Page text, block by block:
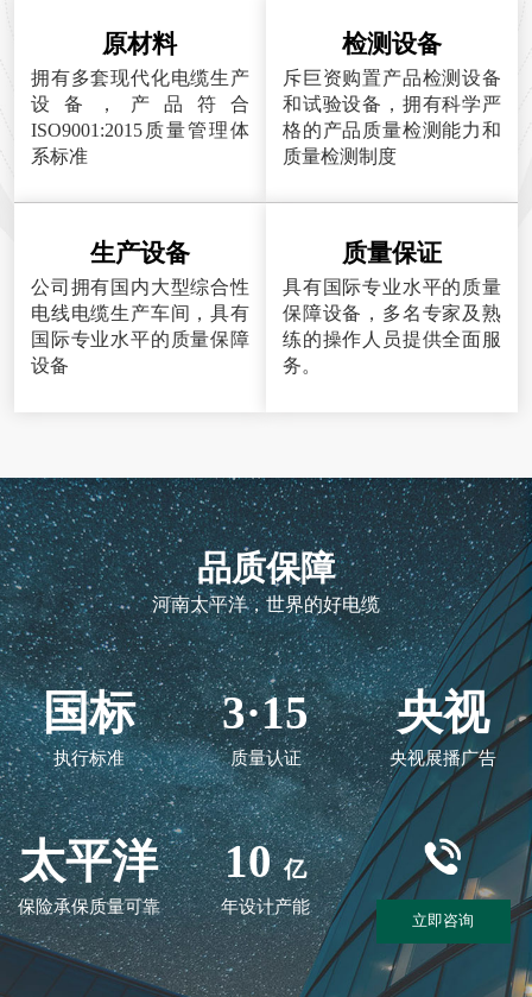
原材料
拥有多套现代化电缆生产
设备，产品符合
ISO9001:2015质量管理体
系标准
检测设备
斥巨资购置产品检测设备
和试验设备，拥有科学严
格的产品质量检测能力和
质量检测制度
生产设备
公司拥有国内大型综合性
电线电缆生产车间，具有
国际专业水平的质量保障
设备
质量保证
具有国际专业水平的质量
保障设备，多名专家及熟
练的操作人员提供全面服
务。
品质保障
河南太平洋，世界的好电缆
国标
执行标准
3·15
质量认证
央视
央视展播广告
太平洋
保险承保质量可靠
10 亿
年设计产能
立即咨询